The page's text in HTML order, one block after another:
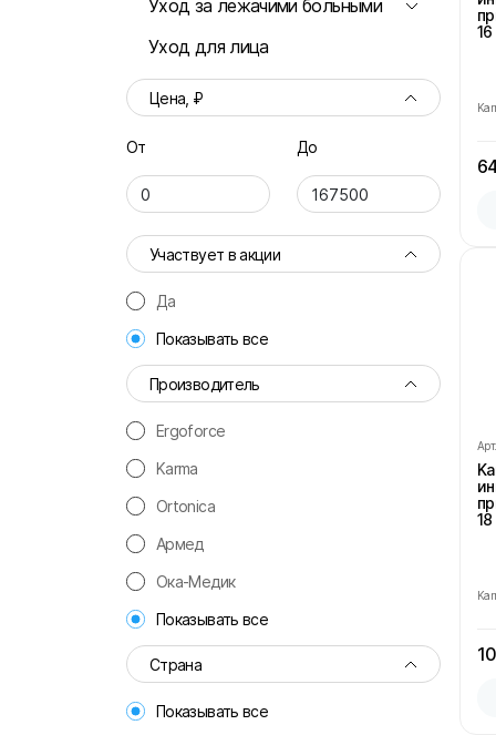
Бюстгальтеры после мастэктомии
Уход за лежачими больными
Медицинские кровати
Уход для лица
Цена, ₽
От До
Участвует в акции
Да
Показывать все
Производитель
Ergoforce
Karma
Ortonica
Армед
Ока-Медик
Показывать все
Страна
Показывать все
16
Арт.
18